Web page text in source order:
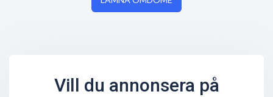
Vill du annonsera på